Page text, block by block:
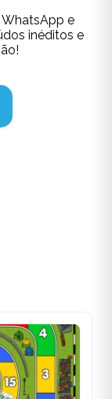
e
inéditos e